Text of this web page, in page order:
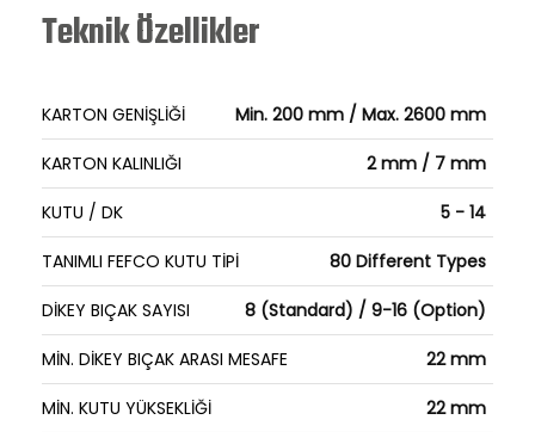
Teknik Özellikler
KARTON GENİŞLİĞİ Min. 200 mm / Max. 2600 mm
KARTON KALINLIĞI 2 mm / 7 mm
KUTU / DK 5 - 14
TANIMLI FEFCO KUTU TİPİ 80 Different Types
DİKEY BIÇAK SAYISI 8 (Standard) / 9-16 (Option)
MİN. DİKEY BIÇAK ARASI MESAFE 22 mm
MİN. KUTU YÜKSEKLİĞİ 22 mm